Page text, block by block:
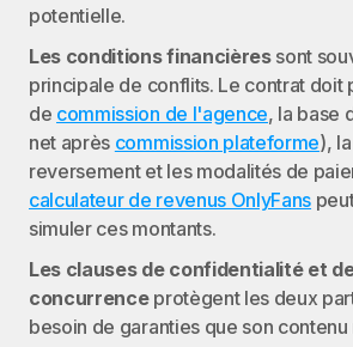
potentielle.
Les conditions financières sont
principale de conflits. Le contrat doit
de commission de l'agence, la base
net après commission plateforme),
calculateur de revenus OnlyFans
simuler ces montants.
Les clauses de confidentialité et
concurrence protègent les deux
besoin de garanties que son contenu